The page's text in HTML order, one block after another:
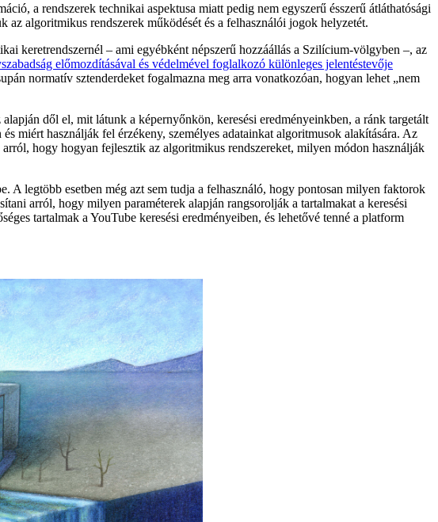
a rendszerek technikai aspektusa miatt pedig nem egyszerű ésszerű átláthatósági
az algoritmikus rendszerek működését és a felhasználói jogok helyzetét.
keretrendszernél – ami egyébként népszerű hozzáállás a Szilícium-völgyben –, az
előmozdításával és védelmével foglalkozó különleges jelentéstevője
normatív sztenderdeket fogalmazna meg arra vonatkozóan, hogyan lehet „nem
dől el, mit látunk a képernyőnkön, keresési eredményeinkben, a ránk targetált
miért használják fel érzékeny, személyes adatainkat algoritmusok alakítására. Az
hogy hogyan fejlesztik az algoritmikus rendszereket, milyen módon használják
A legtöbb esetben még azt sem tudja a felhasználó, hogy pontosan milyen faktorok
arról, hogy milyen paraméterek alapján rangsorolják a tartalmakat a keresési
tartalmak a YouTube keresési eredményeiben, és lehetővé tenné a platform